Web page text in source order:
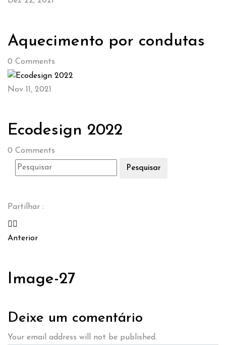
Aquecimento por condutas
0 Comments
Nov 11, 2021
Ecodesign 2022
0 Comments
Pesquisar
Partilhar :
Anterior
Image-27
Deixe um comentário
Your email address will not be published.